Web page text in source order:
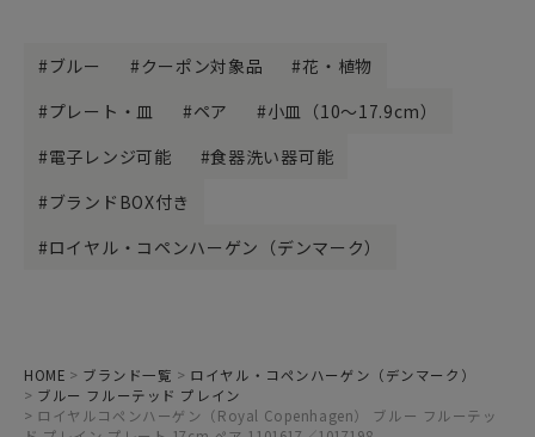
ブルー クーポン対象品
花・植物
プレート・皿
ペア
小皿（10～17.9cm）
電子レンジ可能
食器洗い器可能
ブランドBOX付き
ロイヤル・コペンハーゲン（デンマーク）
HOME ブランド一覧
ロイヤル・コペンハーゲン（デンマーク）
ブルー フルーテッド プレイン
ロイヤルコペンハーゲン（Royal Copenhagen） ブルー フルーテッ